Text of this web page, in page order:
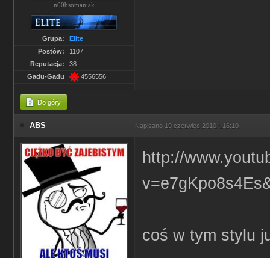
n00bsomaniak
Grupa:
Elite
Postów:
1107
Reputacja:
38
Gadu-Gadu
4556556
Do góry
ABS Napisano 19 czerwiec 2010 - 16:10
http://
coś w tym stylu